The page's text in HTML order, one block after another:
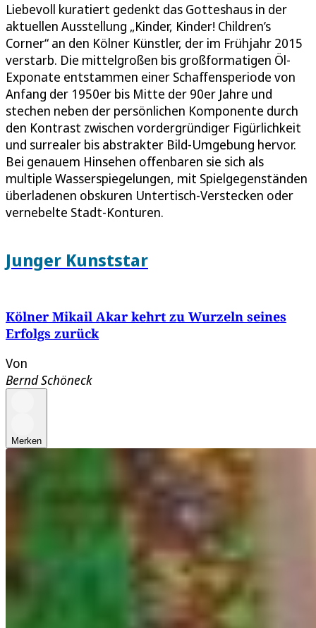
Liebevoll kuratiert gedenkt das Gotteshaus in der
aktuellen Ausstellung „Kinder, Kinder! Children’s
Corner“ an den Kölner Künstler, der im Frühjahr 2015
verstarb. Die mittelgroßen bis großformatigen Öl-
Exponate entstammen einer Schaffensperiode von
Anfang der 1950er bis Mitte der 90er Jahre und
stechen neben der persönlichen Komponente durch
den Kontrast zwischen vordergründiger Figürlichkeit
und surrealer bis abstrakter Bild-Umgebung hervor.
Bei genauem Hinsehen offenbaren sie sich als
multiple Wasserspiegelungen, mit Spielgegenständen
überladenen obskuren Untertisch-Verstecken oder
vernebelte Stadt-Konturen.
Junger Kunststar
Kölner Mikail Akar kehrt zu Wurzeln seines
Erfolgs zurück
Von
Bernd Schöneck
Merken